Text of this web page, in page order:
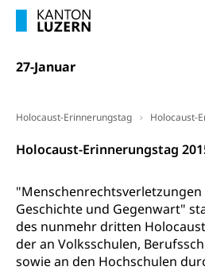
27-Januar
Holocaust-Erinnerungstag Holocaust-
Holocaust-Erinnerungstag
Geschichte und Gegenwart"
des nunmehr dritten
der an Volksschulen,
sowie an den Hochschulen
Konsumentenschutz
Konsumentenrechte,
Preisüberwachung,
internationale Erschöpfung,
Unfallversicherung,
Krankheit, Unfall,
Krankenkasse
Krankenversicherung
Lebensmittelsicherheit